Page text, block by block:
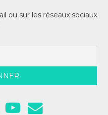
ou sur les réseaux sociaux